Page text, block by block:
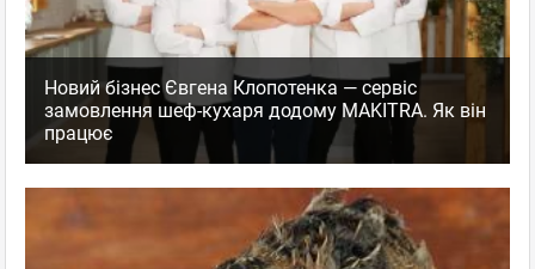
Новий бізнес Євгена Клопотенка — сервіс
замовлення шеф-кухаря додому MAKITRA. Як він
працює